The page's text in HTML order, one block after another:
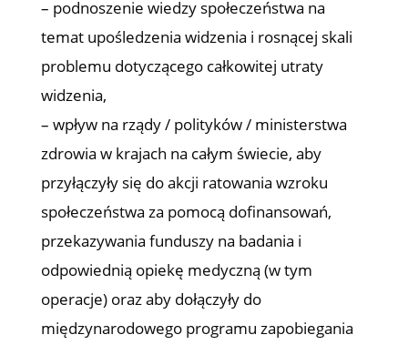
– podnoszenie wiedzy społeczeństwa na
temat upośledzenia widzenia i rosnącej skali
problemu dotyczącego całkowitej utraty
widzenia,
– wpływ na rządy / polityków / ministerstwa
zdrowia w krajach na całym świecie, aby
przyłączyły się do akcji ratowania wzroku
społeczeństwa za pomocą dofinansowań,
przekazywania funduszy na badania i
odpowiednią opiekę medyczną (w tym
operacje) oraz aby dołączyły do
międzynarodowego programu zapobiegania